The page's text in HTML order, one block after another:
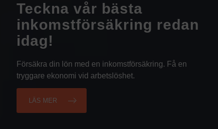
Teckna vår bästa
inkomstförsäkring redan
idag!
Försäkra din lön med en inkomstförsäkring. Få en
tryggare ekonomi vid arbetslöshet.
LÄS MER